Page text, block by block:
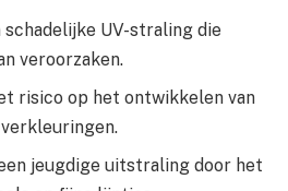
UV-straling die
veroorzaken.
risico op het ontwikkelen van
jeugdige uitstraling door het